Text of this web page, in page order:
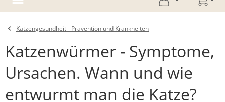
Katzengesundheit - Prävention und Krankheiten
Katzenwürmer - Symptome,
Ursachen. Wann und wie
entwurmt man die Katze?